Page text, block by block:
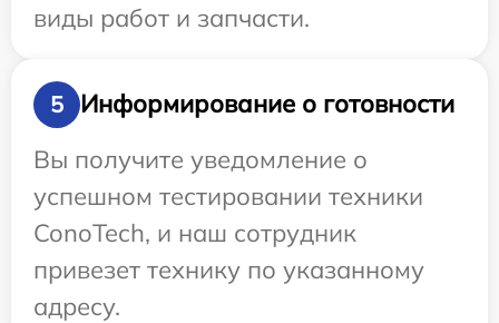
виды работ и запчасти.
5
Информирование о готовности
Вы получите уведомление о
успешном тестировании техники
ConoTech, и наш сотрудник
привезет технику по указанному
адресу.